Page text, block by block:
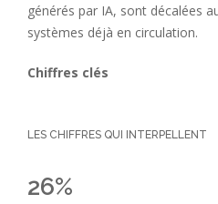
générés par IA, sont décalées
systèmes déjà en circulation.
Chiffres clés
LES CHIFFRES QUI INTERPELLENT
26%